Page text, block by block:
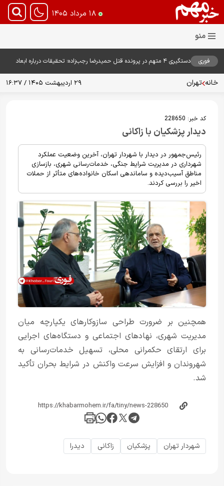
۱۸ مرداد ۱۴۰۵
فوری
دستگیری ۴ متهم در پرونده قتل حمیدرضا رجب‌زاده؛ تحقیقات درباره ابعاد
خانه تهران ۲۹ اردیبهشت ۱۴۰۵ / ۱۶:۳۷
کد خبر: 228650
دیدار پزشکیان با زاکانی
رئیس‌جمهور در دیدار با شهردار تهران، آخرین وضعیت عملکرد
شهرداری در مدیریت شرایط جنگی، خدمات‌رسانی شهری، بازسازی
مناطق آسیب‌دیده و ساماندهی اسکان خانواده‌های متأثر از حملات
اخیر را بررسی کردند.
همچنین بر ضرورت طراحی سازوکارهای یکپارچه میان
مدیریت شهری، نهادهای اجتماعی و دستگاه‌های اجرایی
برای ارتقای حکمرانی محلی، تسهیل خدمات‌رسانی به
شهروندان و افزایش سرعت واکنش در شرایط بحران تأکید
شد.
شهردار تهران پزشکیان زاکانی دیدرا